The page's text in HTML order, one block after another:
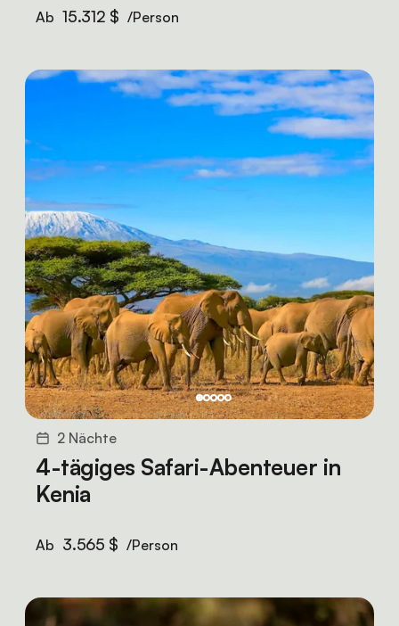
Ab 15.312 $ /Person
2 Nächte
4-tägiges Safari-Abenteuer in
Kenia
Ab 3.565 $ /Person